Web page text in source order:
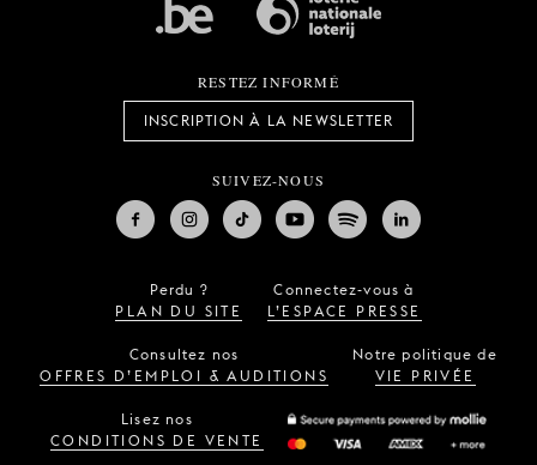
RESTEZ INFORMÉ
INSCRIPTION À LA NEWSLETTER
SUIVEZ-NOUS
Perdu ?
PLAN DU SITE
Connectez-vous à
L’ESPACE PRESSE
Consultez nos
OFFRES D’EMPLOI & AUDITIONS
Notre politique de
VIE PRIVÉE
Lisez nos
CONDITIONS DE VENTE